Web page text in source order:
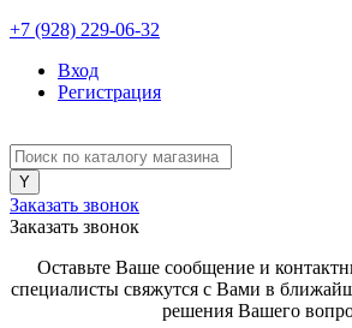
+7 (928) 229-06-32
Вход
Регистрация
Заказать звонок
Заказать звонок
Оставьте Ваше сообщение и
специалисты свяжутся с Вами в
решения Вашего